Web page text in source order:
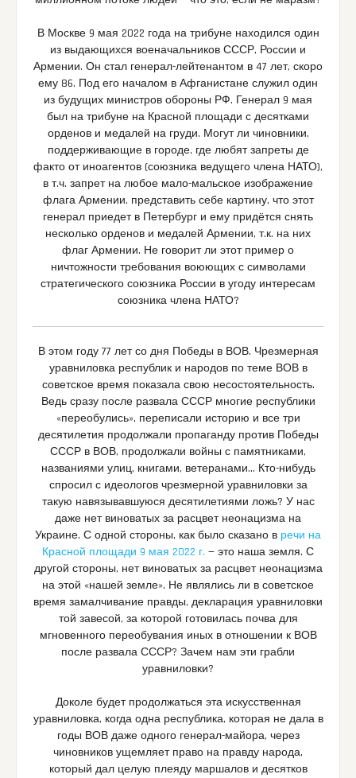
В Москве 9 мая 2022 года на трибуне находился один
из выдающихся военачальников СССР, России и
Армении. Он стал генерал-лейтенантом в 47 лет, скоро
ему 86. Под его началом в Афганистане служил один
из будущих министров обороны РФ. Генерал 9 мая
был на трибуне на Красной площади с десятками
орденов и медалей на груди. Могут ли чиновники,
поддерживающие в городе, где любят запреты де
факто от иноагентов (союзника ведущего члена НАТО),
в т.ч. запрет на любое мало-мальское изображение
флага Армении, представить себе картину, что этот
генерал приедет в Петербург и ему придётся снять
несколько орденов и медалей Армении, т.к. на них
флаг Армении. Не говорит ли этот пример о
ничтожности требования воюющих с символами
стратегического союзника России в угоду интересам
союзника члена НАТО?
В этом году 77 лет со дня Победы в ВОВ. Чрезмерная
уравниловка республик и народов по теме ВОВ в
советское время показала свою несостоятельность.
Ведь сразу после развала СССР многие республики
«переобулись», переписали историю и все три
десятилетия продолжали пропаганду против Победы
СССР в ВОВ, продолжали войны с памятниками,
названиями улиц, книгами, ветеранами… Кто-нибудь
спросил с идеологов чрезмерной уравниловки за
такую навязывавшуюся десятилетиями ложь? У нас
даже нет виноватых за расцвет неонацизма на
Украине. С одной стороны, как было сказано в речи на
Красной площади 9 мая 2022 г. — это наша земля. С
другой стороны, нет виноватых за расцвет неонацизма
на этой «нашей земле». Не являлись ли в советское
время замалчивание правды, декларация уравниловки
той завесой, за которой готовилась почва для
мгновенного переобувания иных в отношении к ВОВ
после развала СССР? Зачем нам эти грабли
уравниловки?
Доколе будет продолжаться эта искусственная
уравниловка, когда одна республика, которая не дала в
годы ВОВ даже одного генерал-майора, через
чиновников ущемляет право на правду народа,
который дал целую плеяду маршалов и десятков